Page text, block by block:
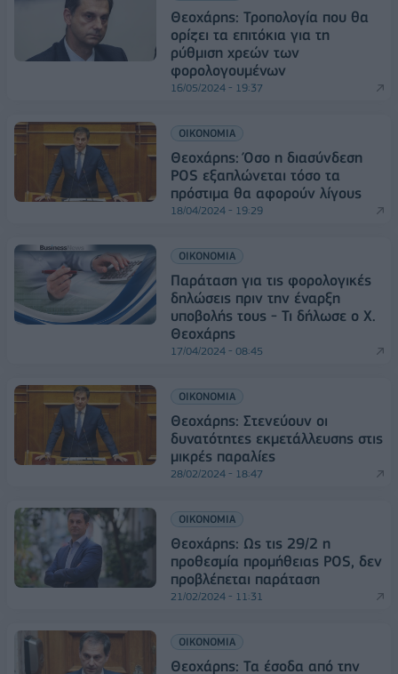
Θεοχάρης: Τροπολογία που θα
ορίζει τα επιτόκια για τη
ρύθμιση χρεών των
φορολογουμένων
16/05/2024 - 19:37
ΟΙΚΟΝΟΜΙΑ
Θεοχάρης: Όσο η διασύνδεση
POS εξαπλώνεται τόσο τα
πρόστιμα θα αφορούν λίγους
18/04/2024 - 19:29
ΟΙΚΟΝΟΜΙΑ
Παράταση για τις φορολογικές
δηλώσεις πριν την έναρξη
υποβολής τους - Τι δήλωσε ο Χ.
Θεοχάρης
17/04/2024 - 08:45
ΟΙΚΟΝΟΜΙΑ
Θεοχάρης: Στενεύουν οι
δυνατότητες εκμετάλλευσης στις
μικρές παραλίες
28/02/2024 - 18:47
ΟΙΚΟΝΟΜΙΑ
Θεοχάρης: Ως τις 29/2 η
προθεσμία προμήθειας POS, δεν
προβλέπεται παράταση
21/02/2024 - 11:31
ΟΙΚΟΝΟΜΙΑ
Θεοχάρης: Τα έσοδα από την